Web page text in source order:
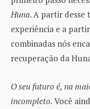
Huna. A partir desse
experiência e a
combinadas nós
recuperação da
O seu futuro é, na
incompleto. Você